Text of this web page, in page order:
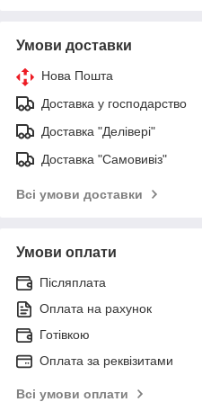
Умови доставки
Нова Пошта
Доставка у господарство
Доставка "Делівері"
Доставка "Самовивіз"
Всі умови доставки
Умови оплати
Післяплата
Оплата на рахунок
Готівкою
Оплата за реквізитами
Всі умови оплати